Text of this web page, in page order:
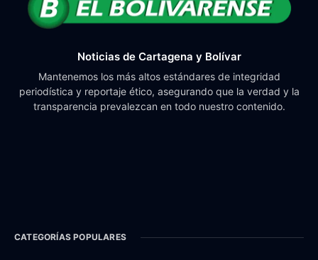
Noticias de Cartagena y Bolívar
Mantenemos los más altos estándares de integridad
periodística y reportaje ético, asegurando que la verdad y la
transparencia prevalezcan en todo nuestro contenido.
CATEGORÍAS POPULARES